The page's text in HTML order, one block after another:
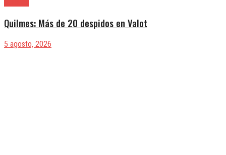
Quilmes: Más de 20 despidos en Valot
5 agosto, 2026